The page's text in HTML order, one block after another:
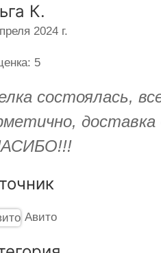
К.
2024 г.
состоялась,
Авито